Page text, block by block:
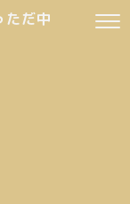
ただ中